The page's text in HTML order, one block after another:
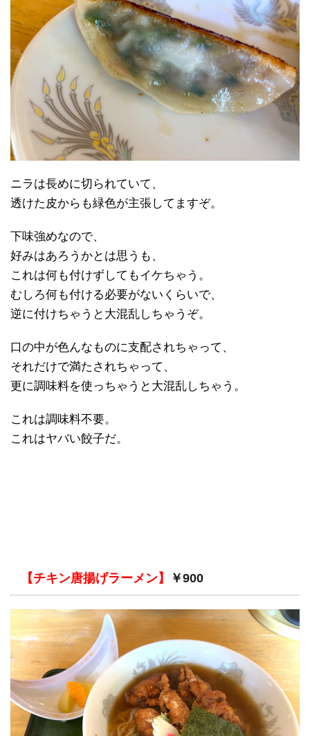
ニラは長めに切られていて、
透けた皮からも緑色が主張してますぞ。
下味強めなので、
好みはあろうかとは思うも、
これは何も付けずしてもイケちゃう。
むしろ何も付ける必要がないくらいで、
逆に付けちゃうと大混乱しちゃうぞ。
口の中が色んなものに支配されちゃって、
それだけで満たされちゃって、
更に調味料を使っちゃうと大混乱しちゃう。
これは調味料不要。
これはヤバい餃子だ。
【チキン唐揚げラーメン】 ￥900